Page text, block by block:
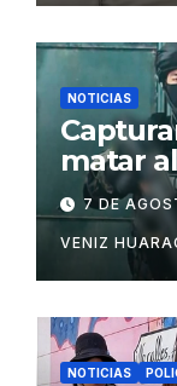
NOTICIAS
matar
San
7 DE
VENIZ
NOTICIAS